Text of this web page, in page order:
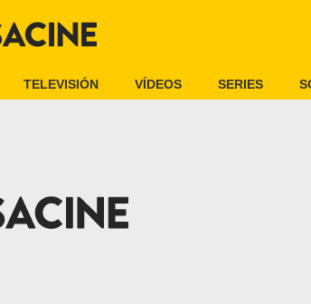
TELEVISIÓN VÍDEOS SERIES